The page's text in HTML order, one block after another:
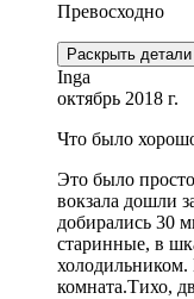
Превосходно
Раскрыть детали
Inga
октябрь 2018 г.
Что было
Это было
вокзала дошли
добирались 30
старинные, в
комната.Тихо,